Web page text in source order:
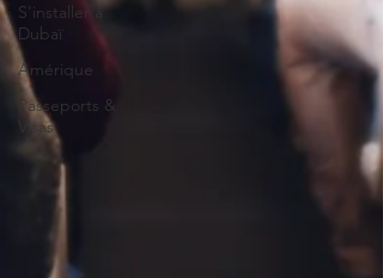
S'installer à
Dubaï
Amérique
Passeports &
Visas